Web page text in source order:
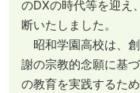
のDXの時代等を迎え
断いたしました。
昭和学園高校は、
謝の宗教的念願に基
の教育を実践するた